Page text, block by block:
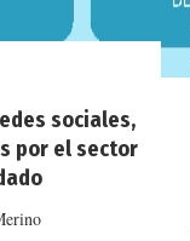
sociales,
por el sector